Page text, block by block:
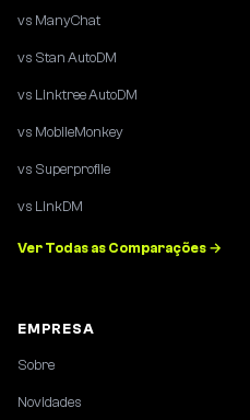
vs ManyChat
vs Stan AutoDM
vs Linktree AutoDM
vs MobileMonkey
vs Superprofile
vs LinkDM
Ver Todas as Comparações →
EMPRESA
Sobre
Novidades